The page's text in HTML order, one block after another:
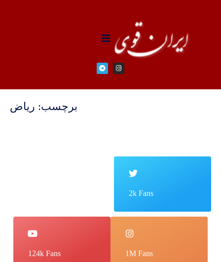
برچسب: ریاض
2k Fans
1M Fans
124k Fans